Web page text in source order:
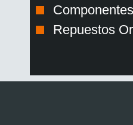
Componentes
Repuestos